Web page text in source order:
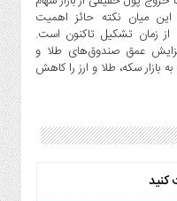
میان نکته حائز اهمیت
زمان تشکیل تا‌کنون است.
عمق صندوق‌های طلا و
بازار سکه، طلا و ارز را کاهش
کنید